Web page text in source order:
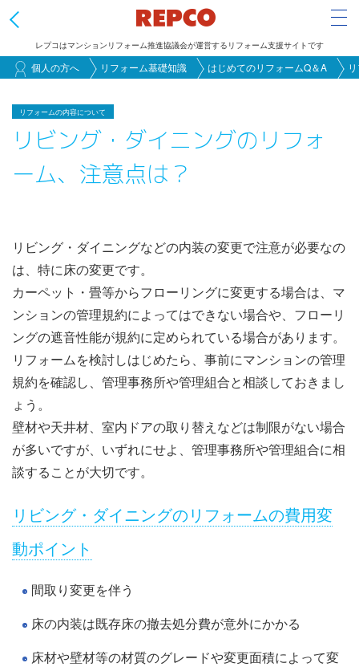
レプコはマンションリフォーム推進協議会が運営するリフォーム支援サイトです
個人の方へ リフォーム基礎知識 はじめてのリフォームQ＆A
リフォームの内容について
リビング・ダイニングのリフォ
ーム、注意点は？
リビング・ダイニングなどの内装の変更で注意が必要なの
は、特に床の変更です。
カーペット・畳等からフローリングに変更する場合は、マ
ンションの管理規約によってはできない場合や、フローリ
ングの遮音性能が規約に定められている場合があります。
リフォームを検討しはじめたら、事前にマンションの管理
規約を確認し、管理事務所や管理組合と相談しておきまし
ょう。
壁材や天井材、室内ドアの取り替えなどは制限がない場合
が多いですが、いずれにせよ、管理事務所や管理組合に相
談することが大切です。
リビング・ダイニングのリフォームの費用変
動ポイント
間取り変更を伴う
床の内装は既存床の撤去処分費が意外にかかる
床材や壁材等の材質のグレードや変更面積によって変